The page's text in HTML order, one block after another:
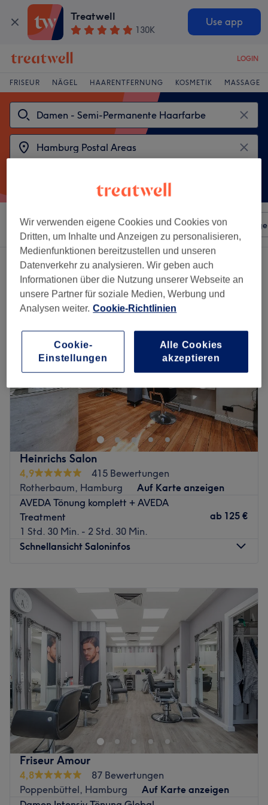
Treatwell
130K
Use app
LOGIN
FRISEUR NÄGEL HAARENTFERNUNG KOSMETIK MASSAGE
Sortieren nach Beliebiger Preis Salons
2 Salons die anbieten:
damen - semi-permanente haarfarbe in Hamburg Postal Areas
Heinrichs Salon
4,9
415 Bewertungen
Rotherbaum, Hamburg
Auf Karte anzeigen
AVEDA Tönung komplett + AVEDA
Treatment
1 Std. 30 Min. - 2 Std. 30 Min.
ab 125 €
Schnellansicht Saloninfos
Dienstag
19:00
Mittwoch
10:00
19:00
Donnerstag
10:00
19:00
Freitag
10:00–19:00
Samstag
10:00 –18:00
Sonntag
Geschlossen
Du suchst nach ausgebildeten Haar- & Beauty-Experten,
die dir ganzheitliche Dienstleistungen rund um die
Schönheit deiner Haare bieten? Du verzichtest gerne auf
künstliche Inhaltsstoffe, aber nicht auf coloriertes und
glänzendes Haar? Dann bist du im Heinrichs Salon im
Herzen von Hamburg, Rotherbaum genau richtig! Hier
stehst du mit deinen individuellen Ansprüchen und
Wünschen im Fokus – mit langen Haaren genauso wie mit
Friseur Amour
4,8
87 Bewertungen
Poppenbüttel, Hamburg
Auf Karte anzeigen
Wir verwenden eigene Cookies und Cookies von
Dritten, um Inhalte und Anzeigen zu personalisieren,
Medienfunktionen bereitzustellen und unseren
Datenverkehr zu analysieren. Wir geben auch
Informationen über die Nutzung unserer Webseite an
unsere Partner für soziale Medien, Werbung und
Analysen weiter. Cookie-Richtlinien
Cookie-
Einstellungen
Alle Cookies
akzeptieren